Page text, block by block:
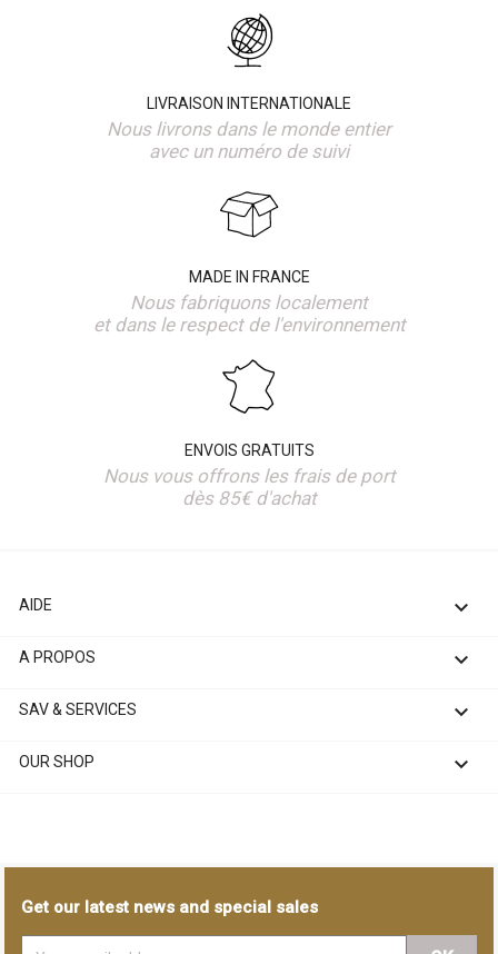
LIVRAISON INTERNATIONALE
Nous livrons dans le monde entier
avec un numéro de suivi
MADE IN FRANCE
Nous fabriquons localement
et dans le respect de l'environnement
ENVOIS GRATUITS
Nous vous offrons les frais de port
dès 85€ d'achat
AIDE 
A PROPOS 
SAV & SERVICES 
OUR SHOP 
Get our latest news and special sales